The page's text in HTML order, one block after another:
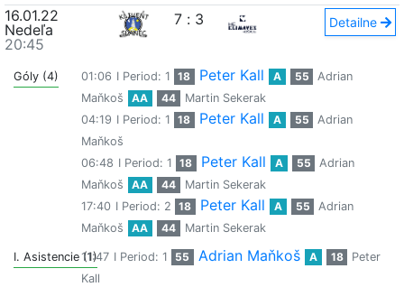
16.01.22
Nedeľa
20:45
7 : 3 Detailne
Góly (4) 01:06 I Period: 1 18 Peter Kall A 55
Adrian
Maňkoš
AA 44
Martin Sekerak
04:19 I Period: 1 18 Peter Kall A 55
Adrian
Maňkoš
06:48 I Period: 1 18 Peter Kall A 55
Adrian
Maňkoš
AA 44
Martin Sekerak
17:40 I Period: 2 18 Peter Kall A 55
Adrian
Maňkoš
AA 44 Martin Sekerak
I. Asistencie (1)
11:47 I Period: 1 55 Adrian Maňkoš A 18
Peter
Kall